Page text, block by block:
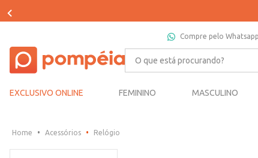
Compre pelo Whatsapp
O que está procurando?
EXCLUSIVO ONLINE FEMININO MASCULINO
Acessórios Relógio